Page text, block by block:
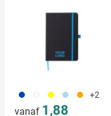
023 002 006 018 007 +2
vanaf 1,88